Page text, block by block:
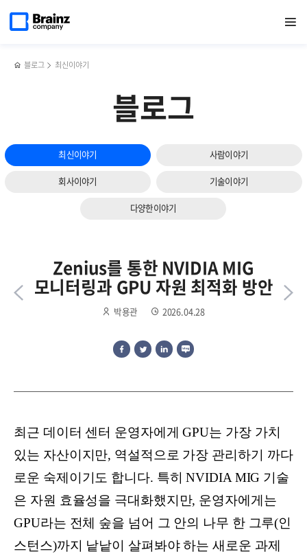
열기
페이지로
블로그 최신이야기
블로그
최신이야기 사람이야기
회사이야기 기술이야기
다양한이야기
워커노드,
Zenius
효과적으로
Zenius를 통한 NVIDIA MIG
모니터링과 GPU 자원 최적화 방안
박용관 2026.04.28
네트워크
클라우드
모니터링해야
하는
최근 데이터 센터 운영자에게 GPU는 가장 가치
있는 자산이지만, 역설적으로 가장 관리하기 까다
로운 숙제이기도 합니다. 특히 NVIDIA MIG 기술
은 자원 효율성을 극대화했지만, 운영자에게는
GPU라는 전체 숲을 넘어 그 안의 나무 한 그루(인
스턴스)까지 낱낱이 살펴봐야 하는 새로운 과제
다음
슬라이드